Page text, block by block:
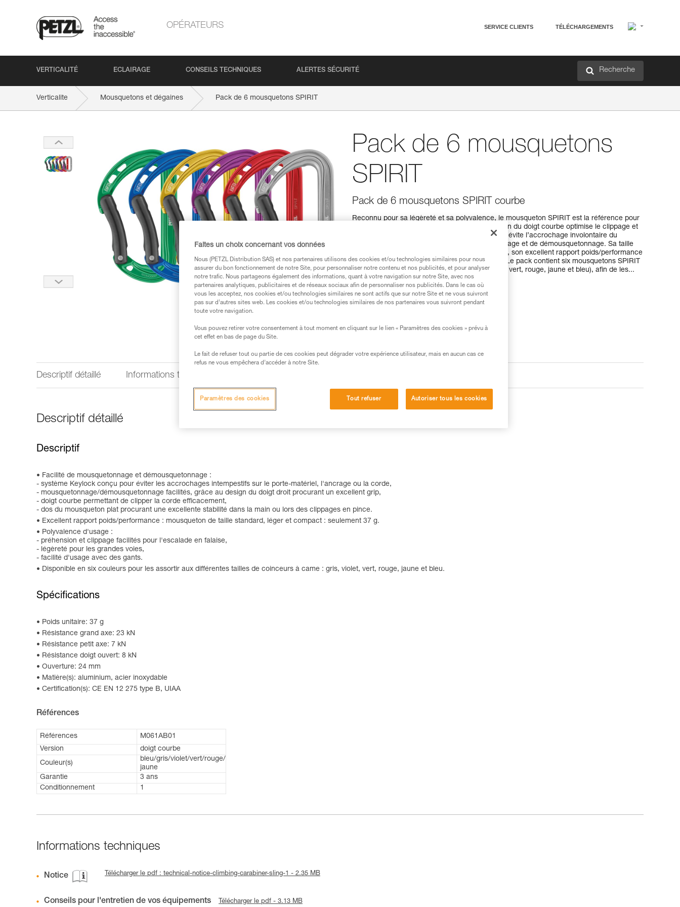
OPÉRATEURS SERVICE CLIENTS TÉLÉCHARGEMENTS
VERTICALITÉ ECLAIRAGE CONSEILS TECHNIQUES ALERTES SÉCURITÉ Recherche
Verticalite Mousquetons et dégaines Pack de 6 mousquetons SPIRIT
Pack de 6 mousquetons
SPIRIT
Pack de 6 mousquetons SPIRIT courbe
Reconnu pour sa légèreté et sa polyvalence, le mousqueton SPIRIT est la référence pour
l'escalade en falaise et en grande voie. Le design du doigt courbe optimise le clippage et
le déclippage de la corde. Son système Keylock évite l’accrochage involontaire du
mousqueton durant les phases de mousquetonnage et de démousquetonnage. Sa taille
standard n'entrave pas sa légèreté, au contraire, son excellent rapport poids/performance
lui permet de s'aventurer sur plusieurs terrains. Le pack contient six mousquetons SPIRIT
doigt courbe de couleurs différentes (gris, violet, vert, rouge, jaune et bleu), afin de les...
Lire la suite
Trouvez un revendeur
Descriptif détaillé Informations techniques
Descriptif détaillé
Descriptif
Facilité de mousquetonnage et démousquetonnage :
- système Keylock conçu pour éviter les accrochages intempestifs sur le porte-matériel, l'ancrage ou la corde,
- mousquetonnage/démousquetonnage facilités, grâce au design du doigt droit procurant un excellent grip,
- doigt courbe permettant de clipper la corde efficacement,
- dos du mousqueton plat procurant une excellente stabilité dans la main ou lors des clippages en pince.
Excellent rapport poids/performance : mousqueton de taille standard, léger et compact : seulement 37 g.
Polyvalence d'usage :
- préhension et clippage facilités pour l'escalade en falaise,
- légèreté pour les grandes voies,
- facilité d'usage avec des gants.
Disponible en six couleurs pour les assortir aux différentes tailles de coinceurs à came : gris, violet, vert, rouge, jaune et bleu.
Spécifications
Poids unitaire: 37 g
Résistance grand axe: 23 kN
Résistance petit axe: 7 kN
Résistance doigt ouvert: 8 kN
Ouverture: 24 mm
Matière(s): aluminium, acier inoxydable
Certification(s): CE EN 12 275 type B, UIAA
Références
Références
M061AB01
Version
doigt courbe
Couleur(s)
bleu/gris/violet/vert/rouge/
jaune
Garantie
3 ans
Conditionnement
1
Informations techniques
Notice Télécharger le pdf : technical-notice-climbing-carabiner-sling-1 - 2.35 MB
Conseils pour l'entretien de vos équipements Télécharger le pdf - 3.13 MB
Faites un choix concernant vos données
Nous (PETZL Distribution SAS) et nos partenaires utilisons des cookies et/ou technologies similaires pour nous
assurer du bon fonctionnement de notre Site, pour personnaliser notre contenu et nos publicités, et pour analyser
notre trafic. Nous partageons également des informations, quant à votre navigation sur notre Site, avec nos
partenaires analytiques, publicitaires et de réseaux sociaux afin de personnaliser nos publicités. Dans le cas où
vous les acceptez, nos cookies et/ou technologies similaires ne sont actifs que sur notre Site et ne vous suivront
pas sur d’autres sites web. Les cookies et/ou technologies similaires de nos partenaires vous suivront pendant
toute votre navigation.
Vous pouvez retirer votre consentement à tout moment en cliquant sur le lien « Paramètres des cookies » prévu à
cet effet en bas de page du Site.
Le fait de refuser tout ou partie de ces cookies peut dégrader votre expérience utilisateur, mais en aucun cas ce
refus ne vous empêchera d’accéder à notre Site.
Tout refuser Autoriser tous les cookies
Paramètres des cookies